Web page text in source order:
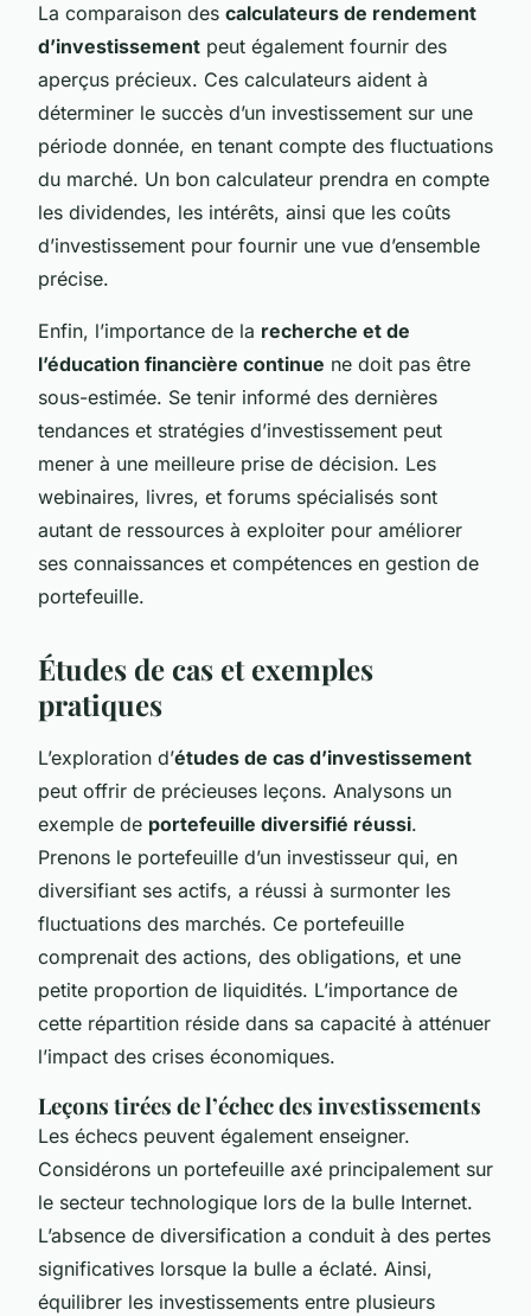
La comparaison des calculateurs de rendement
d’investissement peut également fournir des
aperçus précieux. Ces calculateurs aident à
déterminer le succès d’un investissement sur une
période donnée, en tenant compte des fluctuations
du marché. Un bon calculateur prendra en compte
les dividendes, les intérêts, ainsi que les coûts
d’investissement pour fournir une vue d’ensemble
précise.
Enfin, l’importance de la recherche et de
l’éducation financière continue ne doit pas être
sous-estimée. Se tenir informé des dernières
tendances et stratégies d’investissement peut
mener à une meilleure prise de décision. Les
webinaires, livres, et forums spécialisés sont
autant de ressources à exploiter pour améliorer
ses connaissances et compétences en gestion de
portefeuille.
Études de cas et exemples
pratiques
L’exploration d’études de cas d’investissement
peut offrir de précieuses leçons. Analysons un
exemple de portefeuille diversifié réussi.
Prenons le portefeuille d’un investisseur qui, en
diversifiant ses actifs, a réussi à surmonter les
fluctuations des marchés. Ce portefeuille
comprenait des actions, des obligations, et une
petite proportion de liquidités. L’importance de
cette répartition réside dans sa capacité à atténuer
l’impact des crises économiques.
Leçons tirées de l’échec des investissements
Les échecs peuvent également enseigner.
Considérons un portefeuille axé principalement sur
le secteur technologique lors de la bulle Internet.
L’absence de diversification a conduit à des pertes
significatives lorsque la bulle a éclaté. Ainsi,
équilibrer les investissements entre plusieurs